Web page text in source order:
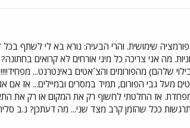
שימושית. והרי הבעיה: נורא בא לי לשתף בכל
מה אני צריכה כל מיני אורחים לא קרואים
שלהם) מהפורומים והצ´אטים באינטרנט...
גבי הפורום, תמיד במסרים ובמיילים... אז אם
אז החלטתי לחשוף רק את המקום או רק את
ככל שהזמן קרב מצד שני... מה דעתכן? נ.ב